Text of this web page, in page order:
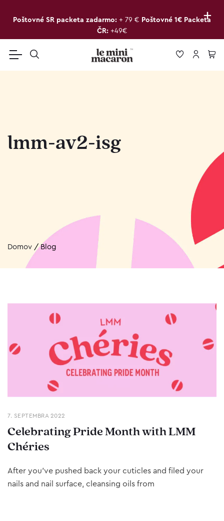
+
Poštovné SR packeta zadarmo: + 79 € Poštovné 1€ Packeta
ČR: +49€
lmm-av2-isg
Domov /Blog
7. SEPTEMBRA 2022
Celebrating Pride Month with LMM
Chéries
After you’ve pushed back your cuticles and filed your
nails and nail surface, cleansing oils from